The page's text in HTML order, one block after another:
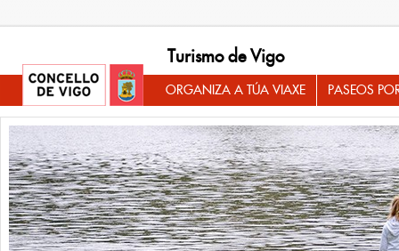
Turismo de Vigo
ORGANIZA A TÚA VIAXE PASEOS